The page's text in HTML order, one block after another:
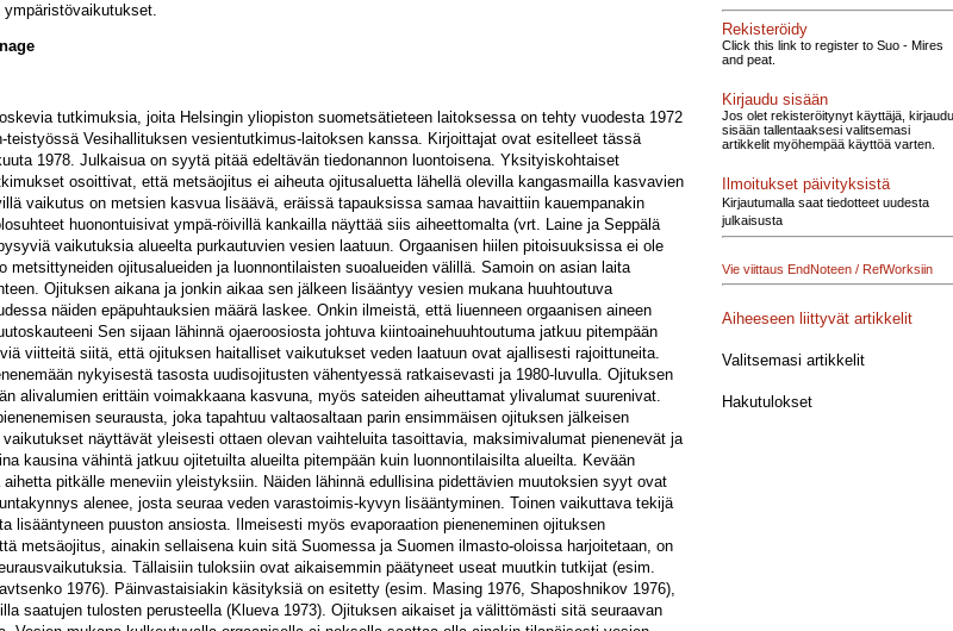
tutkimuksia, joita Helsingin yliopiston suometsätieteen laitoksessa on tehty vuodesta 1972
Vesihallituksen vesientutkimus-laitoksen kanssa. Kirjoittajat ovat esitelleet tässä
1978. Julkaisua on syytä pitää edeltävän tiedonannon luontoisena. Yksityiskohtaiset
osoittivat, että metsäojitus ei aiheuta ojitusaluetta lähellä olevilla kangasmailla kasvavien
vaikutus on metsien kasvua lisäävä, eräissä tapauksissa samaa havaittiin kauempanakin
huonontuisivat ympä-röivillä kankailla näyttää siis aiheettomalta (vrt. Laine ja Seppälä
vaikutuksia alueelta purkautuvien vesien laatuun. Orgaanisen hiilen pitoisuuksissa ei ole
ojitusalueiden ja luonnontilaisten suoalueiden välillä. Samoin on asian laita
Ojituksen aikana ja jonkin aikaa sen jälkeen lisääntyy vesien mukana huuhtoutuva
näiden epäpuhtauksien määrä laskee. Onkin ilmeistä, että liuenneen orgaanisen aineen
Sen sijaan lähinnä ojaeroosiosta johtuva kiintoainehuuhtoutuma jatkuu pitempään
viitteitä siitä, että ojituksen haitalliset vaikutukset veden laatuun ovat ajallisesti rajoittuneita.
nykyisestä tasosta uudisojitusten vähentyessä ratkaisevasti ja 1980-luvulla. Ojituksen
alivalumien erittäin voimakkaana kasvuna, myös sateiden aiheuttamat ylivalumat suurenivat.
seurausta, joka tapahtuu valtaosaltaan parin ensimmäisen ojituksen jälkeisen
näyttävät yleisesti ottaen olevan vaihteluita tasoittavia, maksimivalumat pienenevät ja
kausina vähintä jatkuu ojitetuilta alueilta pitempään kuin luonnontilaisilta alueilta. Kevään
pitkälle meneviin yleistyksiin. Näiden lähinnä edullisina pidettävien muutoksien syyt ovat
alenee, josta seuraa veden varastoimis-kyvyn lisääntyminen. Toinen vaikuttava tekijä
lisääntyneen puuston ansiosta. Ilmeisesti myös evaporaation pieneneminen ojituksen
metsäojitus, ainakin sellaisena kuin sitä Suomessa ja Suomen ilmasto-oloissa harjoitetaan, on
Tällaisiin tuloksiin ovat aikaisemmin päätyneet useat muutkin tutkijat (esim.
1976). Päinvastaisiakin käsityksiä on esitetty (esim. Masing 1976, Shaposhnikov 1976),
saatujen tulosten perusteella (Klueva 1973). Ojituksen aikaiset ja välittömästi sitä seuraavan
Rekisteröidy
Click this link to register to Suo - Mires
and peat.
Kirjaudu sisään
Jos olet rekisteröitynyt käyttäjä, kirjaudu
sisään tallentaaksesi valitsemasi
artikkelit myöhempää käyttöä varten.
Ilmoitukset päivityksistä
Kirjautumalla saat tiedotteet uudesta
julkaisusta
Vie viittaus EndNoteen / RefWorksiin
Aiheeseen liittyvät artikkelit
Valitsemasi artikkelit
Hakutulokset